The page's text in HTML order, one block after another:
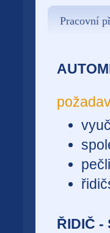
Pracovní
ŘIDIČ -